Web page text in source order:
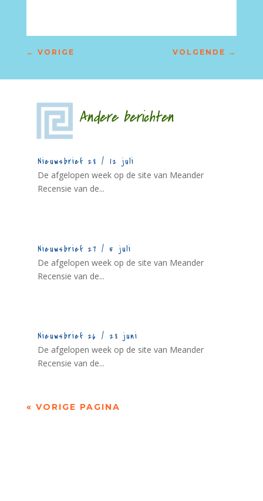
← VORIGE VOLGENDE →
Andere berichten
Nieuwsbrief 28 / 12 juli
De afgelopen week op de site van Meander
Recensie van de...
Nieuwsbrief 27 / 5 juli
De afgelopen week op de site van Meander
Recensie van de...
Nieuwsbrief 26 / 28 juni
De afgelopen week op de site van Meander
Recensie van de...
« VORIGE PAGINA